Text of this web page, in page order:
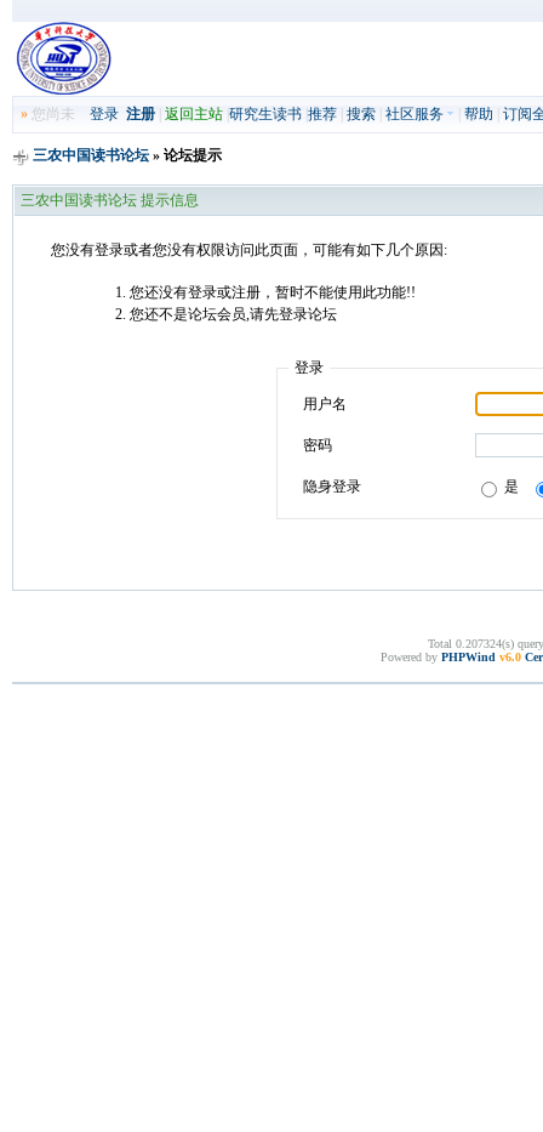
»您尚未 登录 注册| 返回主站| 研究生读书| 推荐| 搜索| 社区服务 帮助 订阅
三农中国读书论坛» 论坛提示
三农中国读书论坛 提示信息
您没有登录或者您没有权限访问此页面，可能有如下几个原因:
您还没有登录或注册，暂时不能使用此功能!!
您还不是论坛会员,请先登录论坛
登录
用户名
密码
隐身登录 是
Total 0.207324(s)
Powered by PHPWind v6.0